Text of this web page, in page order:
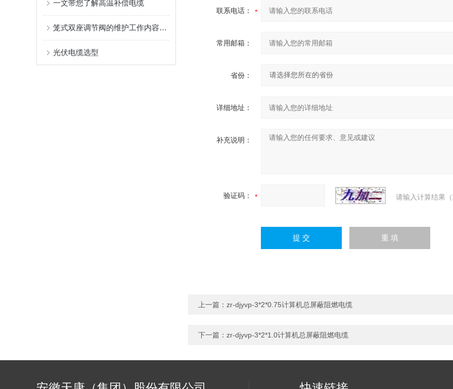
一文带您了解高温补偿电缆
笼式双座调节阀的维护工作内容主要是这些
光伏电缆选型
联系电话：
常用邮箱：
省份：
详细地址：
补充说明：
验证码： 请输入计算结果
上一篇： zr-djyvp-3*2*0.75计算机总屏蔽阻燃电缆
下一篇： zr-djyvp-3*2*1.0计算机总屏蔽阻燃电缆